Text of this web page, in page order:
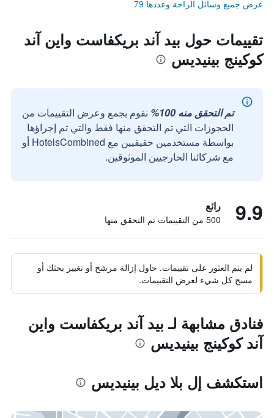
عرض جميع وسائل الراحة وعددها 79
تقييمات حول بيد آند بريكفاست واين آند
كوكينج بينيديس
تم التحقق منه 100%
نقوم بجمع وعرض التقييمات من
الحجوزات التي تم التحقق منها فقط والتي تم إجراؤها
بواسطة مستخدمين حقيقيين مع HotelsCombined أو
مع شركائنا الخارجيين الموثوقين.
9.9 رائع
500 من التقييمات تم التحقق منها
لم يتم العثور على تقييمات. حاول إزالة مرشح أو تغيير بحثك أو
مسح كل شيء لعرض التقييمات.
فنادق مشابهة لـ بيد آند بريكفاست واين
آند كوكينج بينيديس
استكشف إل بلا ديل بينيديس